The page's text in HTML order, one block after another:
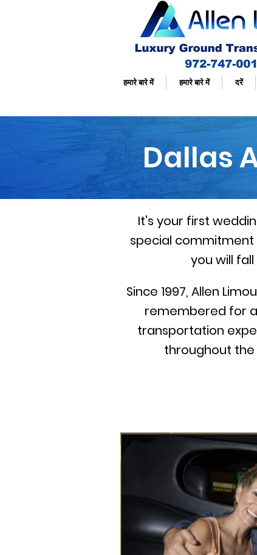
हमारे बारे में हमारे बारे में दरें
Dallas
It's your first
special commitment
you will
Since 1997, Allen
remembered for
transportation
throughout the